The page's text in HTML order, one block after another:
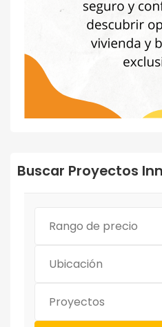
Buscar Proyectos
Rango de precio
Ubicación
Proyectos